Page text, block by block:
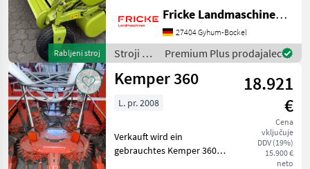
Rabljeni stroj
Zinkenreihen,
Doppelrollenniederhalter
Stroji za spravilo -
poljedelstvo Drugi stroji
Fricke Landmaschinen GmbH
27404 Gyhum-Bockel
Stroji za
spravilo
-
/ Claas
Premium Plus prodajalec
Kemper 360
18.921
€
Cena
vključuje
DDV (19%)
15.900 €
neto
L. pr. 2008
Verkauft wird ein
gebrauchtes Kemper 360